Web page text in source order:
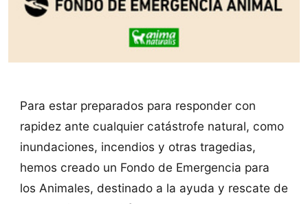
Para estar preparados para responder con
rapidez ante cualquier catástrofe natural, como
inundaciones, incendios y otras tragedias,
hemos creado un Fondo de Emergencia para
los Animales, destinado a la ayuda y rescate de